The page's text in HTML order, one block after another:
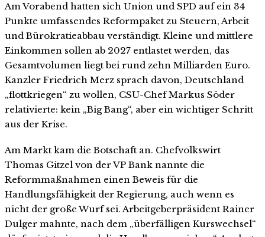
Am Vorabend hatten sich Union und SPD auf ein 34
Punkte umfassendes Reformpaket zu Steuern, Arbeit
und Bürokratieabbau verständigt. Kleine und mittlere
Einkommen sollen ab 2027 entlastet werden, das
Gesamtvolumen liegt bei rund zehn Milliarden Euro.
Kanzler Friedrich Merz sprach davon, Deutschland
„flottkriegen“ zu wollen, CSU-Chef Markus Söder
relativierte: kein „Big Bang“, aber ein wichtiger Schritt
aus der Krise.
Am Markt kam die Botschaft an. Chefvolkswirt
Thomas Gitzel von der VP Bank nannte die
Reformmaßnahmen einen Beweis für die
Handlungsfähigkeit der Regierung, auch wenn es
nicht der große Wurf sei. Arbeitgeberpräsident Rainer
Dulger mahnte, nach dem „überfälligen Kurswechsel“